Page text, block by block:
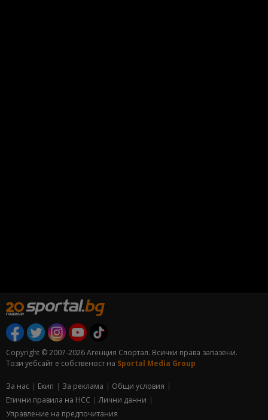
Copyright © 2007-2026 Агенция Спортал. Всички права запазени.
Този уебсайт е собственост на Sportal Media Group
За нас Екип За рекламa
Общи условия
Етични правила на НСС
Лични данни
Управление на предпочитания